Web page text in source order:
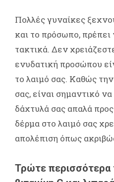
Πολλές γυναίκες
και το πρόσωπο,
τακτικά. Δεν
ενυδατική προσώπου
το λαιμό σας. Καθώς
σας, είναι σημαντικό
δάχτυλά σας απαλά
δέρμα στο λαιμό σας
απολέπιση όπως
Τρώτε περισσότερα